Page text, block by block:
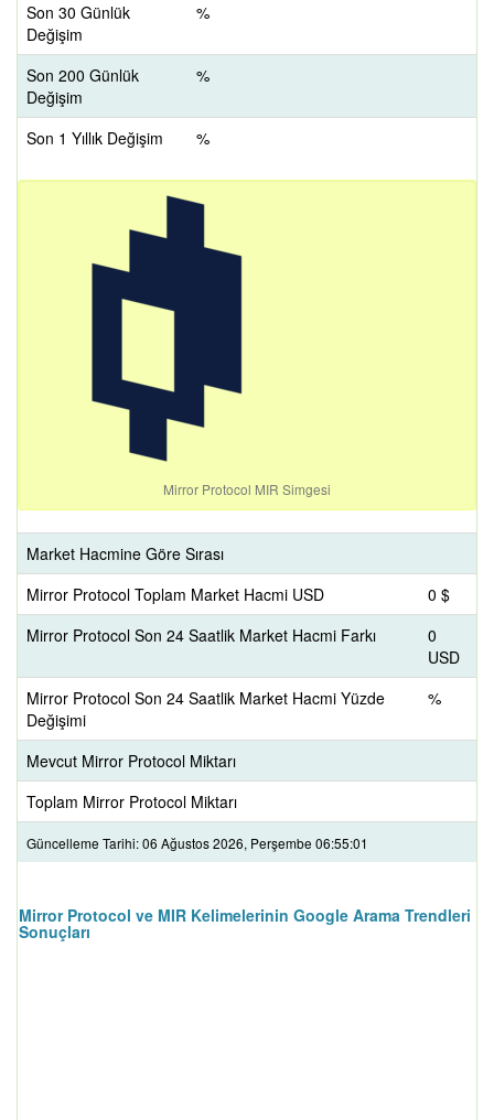
Son 30 Günlük
Değişim
%
Son 200 Günlük
Değişim
%
Son 1 Yıllık Değişim %
Mirror Protocol MIR Simgesi
Market Hacmine Göre Sırası
Mirror Protocol Toplam Market Hacmi USD
0 $
Mirror Protocol Son 24 Saatlik Market Hacmi Farkı
0
USD
Mirror Protocol Son 24 Saatlik Market Hacmi Yüzde
Değişimi
%
Mevcut Mirror Protocol Miktarı
Toplam Mirror Protocol Miktarı
Güncelleme Tarihi: 06 Ağustos 2026, Perşembe 06:55:01
Mirror Protocol ve MIR Kelimelerinin Google Arama Trendleri
Sonuçları